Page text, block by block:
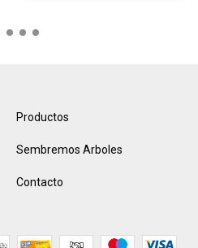
Productos
Sembremos Arboles
Contacto